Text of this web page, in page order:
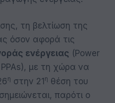
τη βελτίωση της
όσον αφορά τις
ενέργειας (Power
με τη χώρα να
η στην 21η θέση του
παρότι ο